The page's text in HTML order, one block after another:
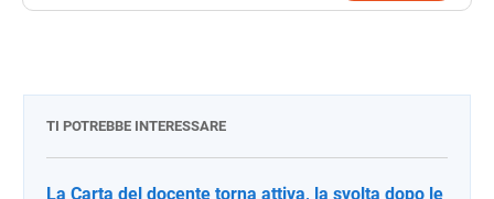
TI POTREBBE INTERESSARE
La Carta del docente torna attiva, la svolta dopo le